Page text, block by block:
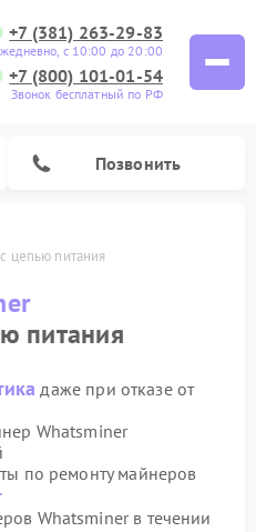
+7 (381) 263-29-83
с 10:00 до 20:00
+7 (800) 101-01-54
Звонок бесплатный по РФ
Позвонить
цепью питания
питания
даже при отказе от
Whatsminer
по ремонту майнеров
Whatsminer в течении